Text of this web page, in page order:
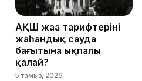
АҚШ жаңа тарифтерінің
жаһандық сауда
бағытына ықпалы
қалай?
5 тамыз, 2026